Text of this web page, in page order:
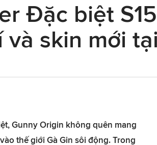
Đặc biệt
và skin mới
Gunny Origin không quên mang
thế giới Gà Gin sôi động. Trong